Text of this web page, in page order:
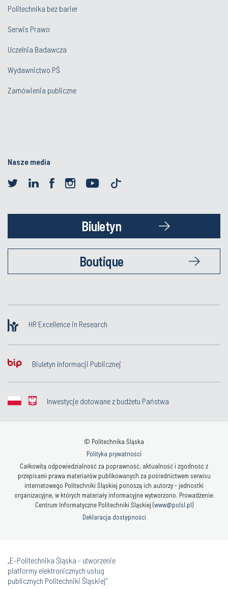
Politechnika bez barier
Serwis Prawo
Uczelnia Badawcza
Wydawnictwo PŚ
Zamówienia publiczne
Nasze media
Biuletyn
Boutique
HR Excellence in Research
Biuletyn Informacji Publicznej
Inwestycje dotowane z budżetu Państwa
© Politechnika Śląska
Polityka prywatności
Całkowitą odpowiedzialność za poprawność, aktualność i zgodność z
przepisami prawa materiałów publikowanych za pośrednictwem serwisu
internetowego Politechniki Śląskiej ponoszą ich autorzy - jednostki
organizacyjne, w których materiały informacyjne wytworzono. Prowadzenie:
Centrum Informatyczne Politechniki Śląskiej (www@polsl.pl)
Deklaracja dostępności
„E-Politechnika Śląska - utworzenie
platformy elektronicznych usług
publicznych Politechniki Śląskiej”